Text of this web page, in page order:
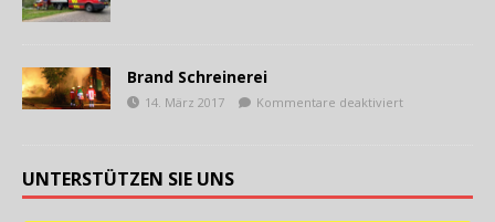
Brand Schreinerei
14. März 2017 Kommentare deaktiviert
UNTERSTÜTZEN SIE UNS